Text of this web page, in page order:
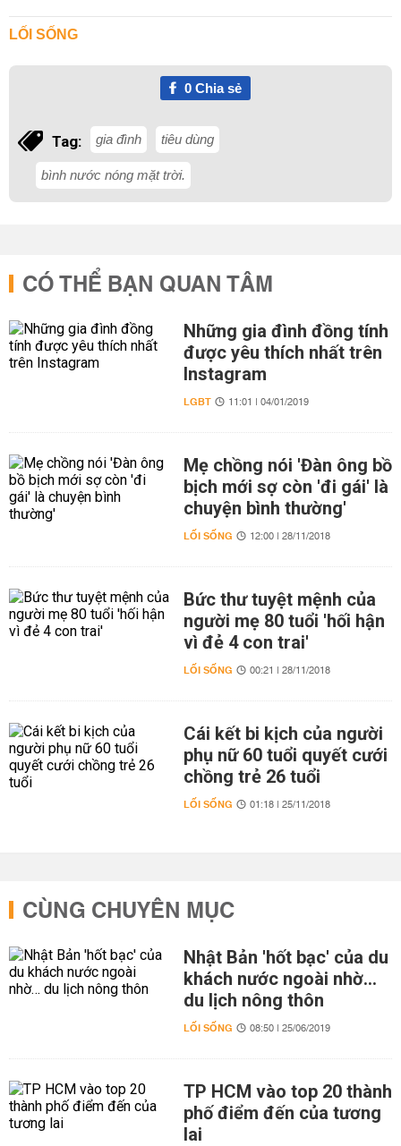
LỐI SỐNG
0Chia sẻ
Tag: gia đình tiêu dùng
bình nước nóng mặt trời.
CÓ THỂ BẠN QUAN TÂM
Những gia đình đồng tính
được yêu thích nhất trên
Instagram
LGBT 11:01 | 04/01/2019
Mẹ chồng nói 'Đàn ông bồ
bịch mới sợ còn 'đi gái' là
chuyện bình thường'
LỐI SỐNG 12:00 | 28/11/2018
Bức thư tuyệt mệnh của
người mẹ 80 tuổi 'hối hận
vì đẻ 4 con trai'
LỐI SỐNG 00:21 | 28/11/2018
Cái kết bi kịch của người
phụ nữ 60 tuổi quyết cưới
chồng trẻ 26 tuổi
LỐI SỐNG 01:18 | 25/11/2018
CÙNG CHUYÊN MỤC
Nhật Bản 'hốt bạc' của du
khách nước ngoài nhờ…
du lịch nông thôn
LỐI SỐNG 08:50 | 25/06/2019
TP HCM vào top 20 thành
phố điểm đến của tương
lai